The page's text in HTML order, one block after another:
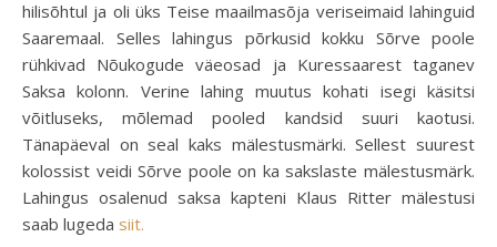
hilisõhtul ja oli üks Teise maailmasõja veriseimaid lahinguid
Saaremaal. Selles lahingus põrkusid kokku Sõrve poole
rühkivad Nõukogude väeosad ja Kuressaarest taganev
Saksa kolonn. Verine lahing muutus kohati isegi käsitsi
võitluseks, mõlemad pooled kandsid suuri kaotusi.
Tänapäeval on seal kaks mälestusmärki. Sellest suurest
kolossist veidi Sõrve poole on ka sakslaste mälestusmärk.
Lahingus osalenud saksa kapteni Klaus Ritter mälestusi
saab lugeda siit.